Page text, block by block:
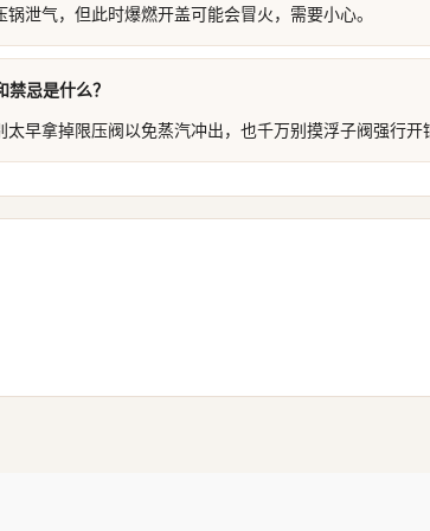
泄气，但此时爆燃开盖可能会冒火，需要小心。
忌是什么？
早拿掉限压阀以免蒸汽冲出，也千万别摸浮子阀强行开